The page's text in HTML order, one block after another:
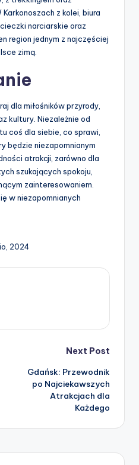
z kolei, biura
narciarskie oraz
region jednym z najczęściej
zimą.
dla miłośników przyrody,
kultury. Niezależnie od
coś dla siebie, co sprawi,
będzie niezapomnianym
atrakcji, zarówno dla
szukających spokoju,
zainteresowaniem.
w niezapomnianych
2024
Next Post
Gdańsk: Przewodnik
po Najciekawszych
Atrakcjach dla
Każdego